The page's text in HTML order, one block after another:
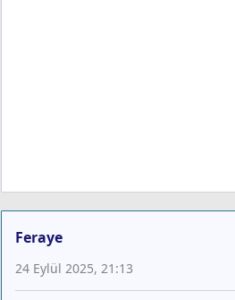
Feraye
24 Eylül 2025, 21:13